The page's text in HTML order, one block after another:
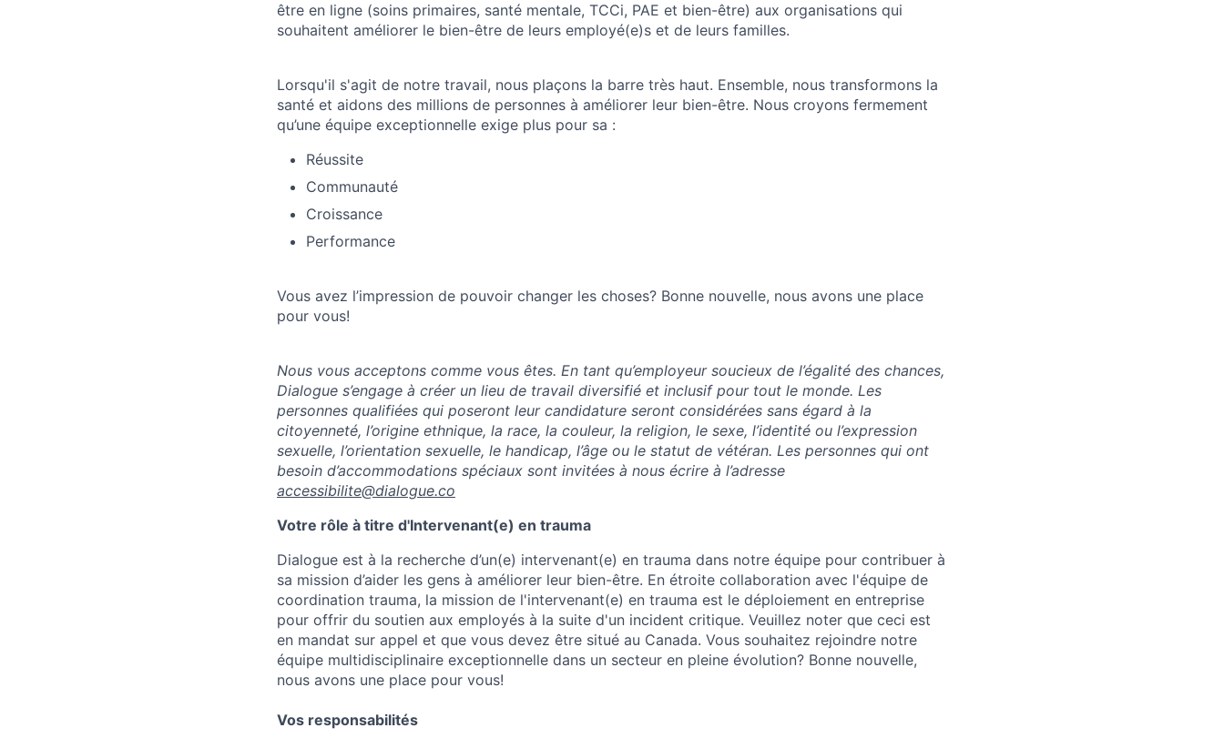
être en ligne (soins primaires, santé mentale, TCCi, PAE et bien-être) aux organisations qui
souhaitent améliorer le bien-être de leurs employé(e)s et de leurs familles.
Lorsqu'il s'agit de notre travail, nous plaçons la barre très haut. Ensemble, nous transformons la
santé et aidons des millions de personnes à améliorer leur bien-être. Nous croyons fermement
qu’une équipe exceptionnelle exige plus pour sa :
Réussite
Communauté
Croissance
Performance
Vous avez l’impression de pouvoir changer les choses? Bonne nouvelle, nous avons une place
pour vous!
Nous vous acceptons comme vous êtes. En tant qu’employeur soucieux de l’égalité des chances,
Dialogue s’engage à créer un lieu de travail diversifié et inclusif pour tout le monde. Les
personnes qualifiées qui poseront leur candidature seront considérées sans égard à la
citoyenneté, l’origine ethnique, la race, la couleur, la religion, le sexe, l’identité ou l’expression
sexuelle, l’orientation sexuelle, le handicap, l’âge ou le statut de vétéran. Les personnes qui ont
besoin d’accommodations spéciaux sont invitées à nous écrire à l’adresse
accessibilite@dialogue.co
Votre rôle à titre d'Intervenant(e) en trauma
Dialogue est à la recherche d’un(e) intervenant(e) en trauma dans notre équipe pour contribuer à
sa mission d’aider les gens à améliorer leur bien-être. En étroite collaboration avec l'équipe de
coordination trauma, la mission de l'intervenant(e) en trauma est le déploiement en entreprise
pour offrir du soutien aux employés à la suite d'un incident critique. Veuillez noter que ceci est
en mandat sur appel et que vous devez être situé au Canada. Vous souhaitez rejoindre notre
équipe multidisciplinaire exceptionnelle dans un secteur en pleine évolution? Bonne nouvelle,
nous avons une place pour vous!
Vos responsabilités